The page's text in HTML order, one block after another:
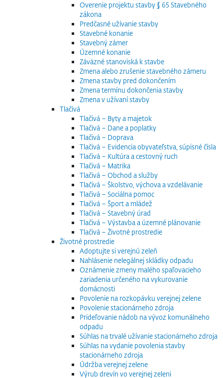
Overenie projektu stavby § 65 Stavebného
zákona
Predčasné užívanie stavby
Stavebné konanie
Stavebný zámer
Územné konanie
Záväzné stanoviská k stavbe
Zmena alebo zrušenie stavebného zámeru
Zmena stavby pred dokončením
Zmena termínu dokončenia stavby
Zmena v užívaní stavby
Tlačivá
Tlačivá – Byty a majetok
Tlačivá – Dane a poplatky
Tlačivá – Doprava
Tlačivá – Evidencia obyvateľstva, súpisné čísla
Tlačivá – Kultúra a cestovný ruch
Tlačivá – Matrika
Tlačivá – Obchod a služby
Tlačivá – Školstvo, výchova a vzdelávanie
Tlačivá – Sociálna pomoc
Tlačivá – Šport a mládež
Tlačivá – Stavebný úrad
Tlačivá – Výstavba a územné plánovanie
Tlačivá – Životné prostredie
Životné prostredie
Adoptujte si verejnú zeleň
Nahlásenie nelegálnej skládky odpadu
Oznámenie zmeny malého spaľovacieho
zariadenia určeného na vykurovanie
domácnosti
Povolenie na rozkopávku verejnej zelene
Povolenie stacionárneho zdroja
Prideľovanie nádob na vývoz komunálneho
odpadu
Súhlas na trvalé užívanie stacionárneho zdroja
Súhlas na vydanie povolenia stavby
stacionárneho zdroja
Údržba verejnej zelene
Výrub drevín vo verejnej zeleni